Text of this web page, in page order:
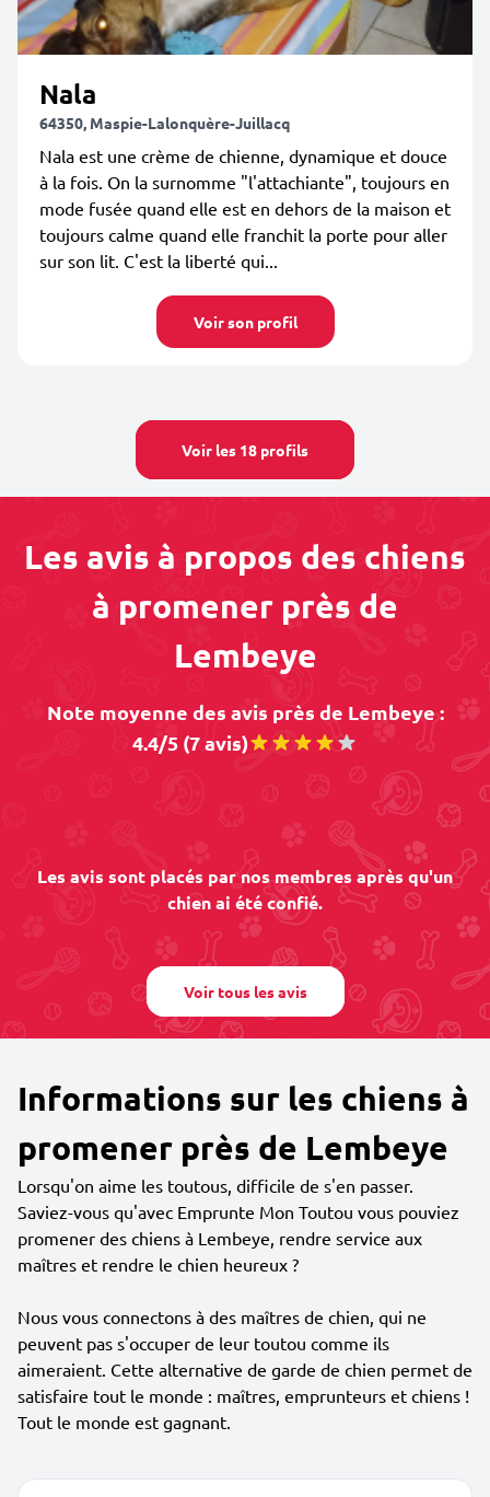
Nala
64350, Maspie-Lalonquère-Juillacq
Nala est une crème de chienne, dynamique et douce
à la fois. On la surnomme "l'attachiante", toujours en
mode fusée quand elle est en dehors de la maison et
toujours calme quand elle franchit la porte pour aller
sur son lit. C'est la liberté qui...
Voir son profil
Voir les 18 profils
Les avis à propos des chiens
à promener près de
Lembeye
Note moyenne des avis près de Lembeye :
4.4/5 (7 avis)
Les avis sont placés par nos membres après qu'un
chien ai été confié.
Voir tous les avis
Informations sur les chiens à
promener près de Lembeye
Lorsqu'on aime les toutous, difficile de s'en passer.
Saviez-vous qu'avec Emprunte Mon Toutou vous pouviez
promener des chiens à Lembeye, rendre service aux
maîtres et rendre le chien heureux ?
Nous vous connectons à des maîtres de chien, qui ne
peuvent pas s'occuper de leur toutou comme ils
aimeraient. Cette alternative de garde de chien permet de
satisfaire tout le monde : maîtres, emprunteurs et chiens !
Tout le monde est gagnant.